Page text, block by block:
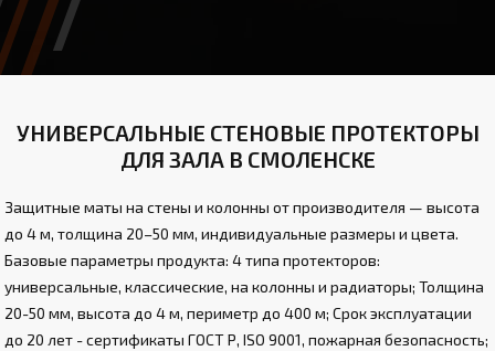
УНИВЕРСАЛЬНЫЕ СТЕНОВЫЕ ПРОТЕКТОРЫ
ДЛЯ ЗАЛА В СМОЛЕНСКЕ
Защитные маты на стены и колонны от производителя — высота
до 4 м, толщина 20–50 мм, индивидуальные размеры и цвета.
Базовые параметры продукта: 4 типа протекторов:
универсальные, классические, на колонны и радиаторы; Толщина
20-50 мм, высота до 4 м, периметр до 400 м; Срок эксплуатации
до 20 лет - сертификаты ГОСТ Р, ISO 9001, пожарная безопасность;